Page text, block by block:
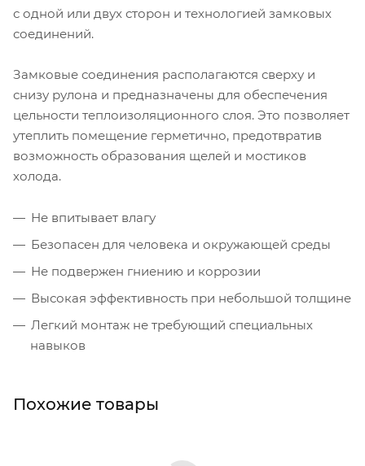
с одной или двух сторон и технологией замковых
соединений.
Замковые соединения располагаются сверху и
снизу рулона и предназначены для обеспечения
цельности теплоизоляционного слоя. Это позволяет
утеплить помещение герметично, предотвратив
возможность образования щелей и мостиков
холода.
Не впитывает влагу
Безопасен для человека и окружающей среды
Не подвержен гниению и коррозии
Высокая эффективность при небольшой толщине
Легкий монтаж не требующий специальных
навыков
Похожие товары